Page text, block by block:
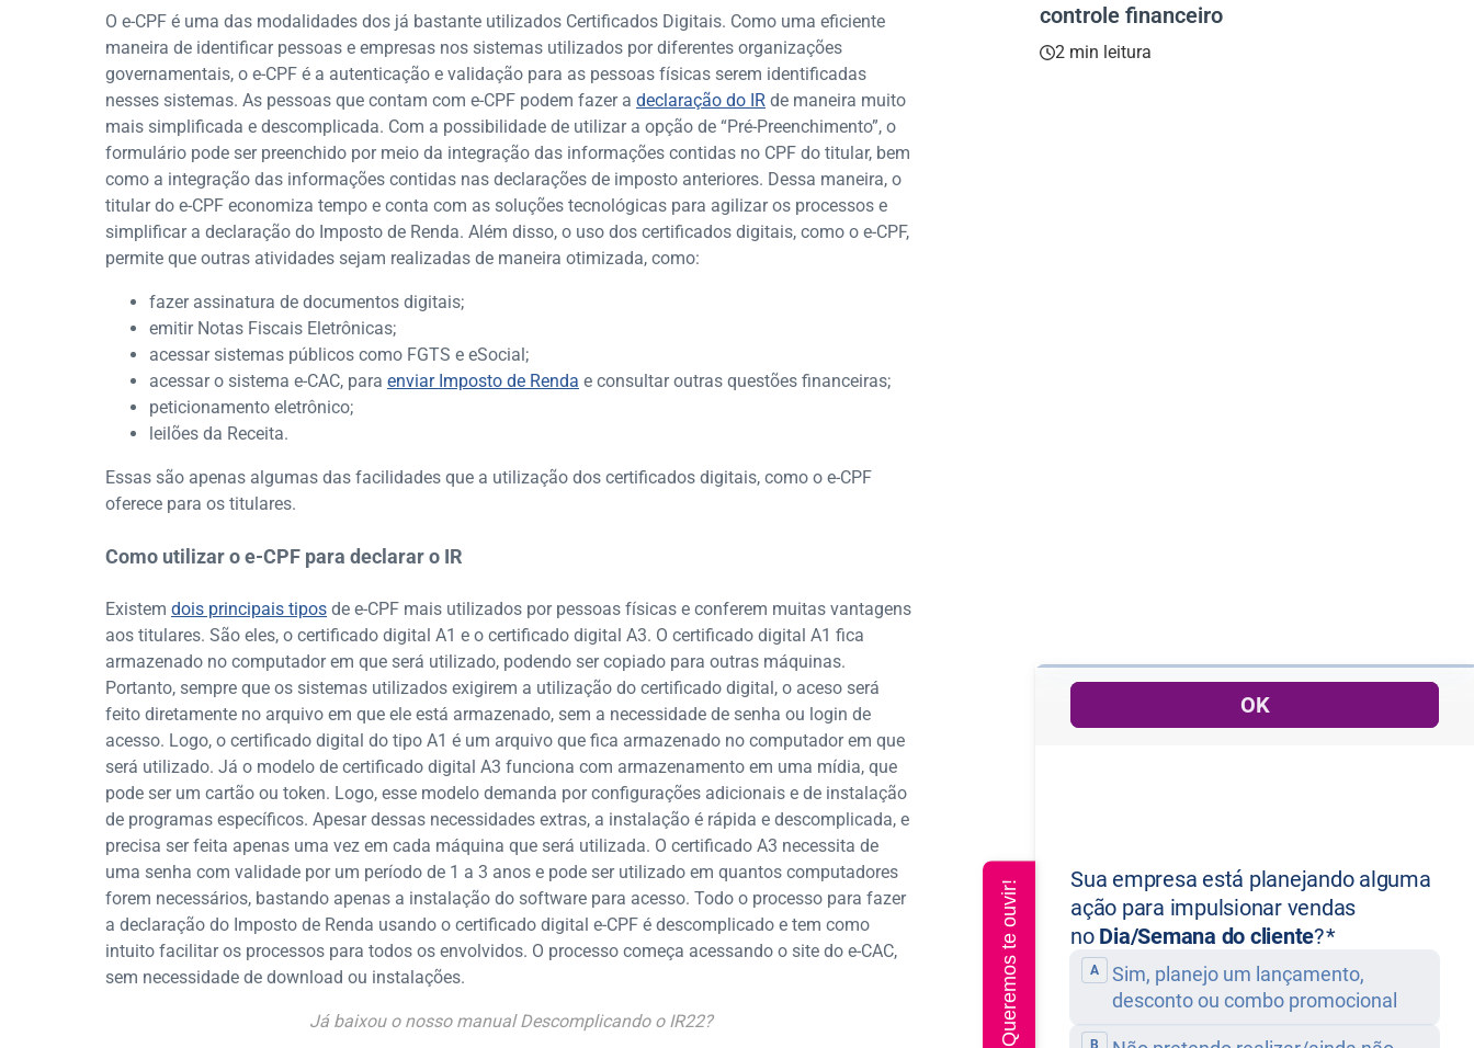
O e-CPF é uma das modalidades dos já bastante utilizados Certificados Digitais. Como uma eficiente
maneira de identificar pessoas e empresas nos sistemas utilizados por diferentes organizações
governamentais, o e-CPF é a autenticação e validação para as pessoas físicas serem identificadas
nesses sistemas. As pessoas que contam com e-CPF podem fazer a declaração do IR de maneira muito
mais simplificada e descomplicada. Com a possibilidade de utilizar a opção de “Pré-Preenchimento”, o
formulário pode ser preenchido por meio da integração das informações contidas no CPF do titular, bem
como a integração das informações contidas nas declarações de imposto anteriores. Dessa maneira, o
titular do e-CPF economiza tempo e conta com as soluções tecnológicas para agilizar os processos e
simplificar a declaração do Imposto de Renda. Além disso, o uso dos certificados digitais, como o e-CPF,
permite que outras atividades sejam realizadas de maneira otimizada, como:
fazer assinatura de documentos digitais;
emitir Notas Fiscais Eletrônicas;
acessar sistemas públicos como FGTS e eSocial;
acessar o sistema e-CAC, para enviar Imposto de Renda e consultar outras questões financeiras;
peticionamento eletrônico;
leilões da Receita.
Essas são apenas algumas das facilidades que a utilização dos certificados digitais, como o e-CPF
oferece para os titulares.
Como utilizar o e-CPF para declarar o IR
Existem dois principais tipos de e-CPF mais utilizados por pessoas físicas e conferem muitas vantagens
aos titulares. São eles, o certificado digital A1 e o certificado digital A3. O certificado digital A1 fica
armazenado no computador em que será utilizado, podendo ser copiado para outras máquinas.
Portanto, sempre que os sistemas utilizados exigirem a utilização do certificado digital, o aceso será
feito diretamente no arquivo em que ele está armazenado, sem a necessidade de senha ou login de
acesso. Logo, o certificado digital do tipo A1 é um arquivo que fica armazenado no computador em que
será utilizado. Já o modelo de certificado digital A3 funciona com armazenamento em uma mídia, que
pode ser um cartão ou token. Logo, esse modelo demanda por configurações adicionais e de instalação
de programas específicos. Apesar dessas necessidades extras, a instalação é rápida e descomplicada, e
precisa ser feita apenas uma vez em cada máquina que será utilizada. O certificado A3 necessita de
uma senha com validade por um período de 1 a 3 anos e pode ser utilizado em quantos computadores
forem necessários, bastando apenas a instalação do software para acesso. Todo o processo para fazer
a declaração do Imposto de Renda usando o certificado digital e-CPF é descomplicado e tem como
intuito facilitar os processos para todos os envolvidos. O processo começa acessando o site do e-CAC,
sem necessidade de download ou instalações.
Já baixou o nosso manual Descomplicando o IR22?
controle financeiro
2 min leitura
Queremos te ouvir!